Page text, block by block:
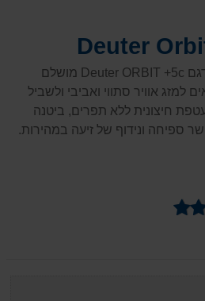
דגם חדש חדש, שק שינה דגם Deuter ORBIT +5c מושלם
למזג אוויר סתווי ואביבי ולשביל
חיצונית ללא תפרים, ביטנה
ספיחה ונידוף של זיעה במהירות.